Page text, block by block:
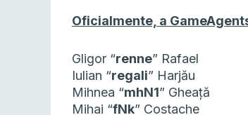
Oficialmente, a
Gligor “renne” Rafael
Iulian “regali” Harjău
Mihnea “mhN1” Gheață
Mihai “fNk” Costache